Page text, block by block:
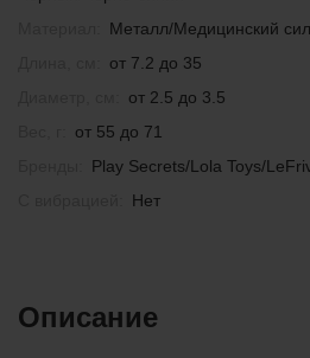
Металл/Медицинский
от 7.2 до 35
от 2.5 до 3.5
от 55 до 71
Play Secrets/Lola Toys/
Нет
Описание